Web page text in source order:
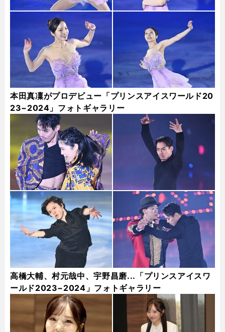
本田真凜がプロデビュー「プリンスアイスワールド20
23−2024」フォトギャラリー
高橋大輔、村元哉中、宇野昌磨...「プリンスアイスワ
ールド2023−2024」フォトギャラリー